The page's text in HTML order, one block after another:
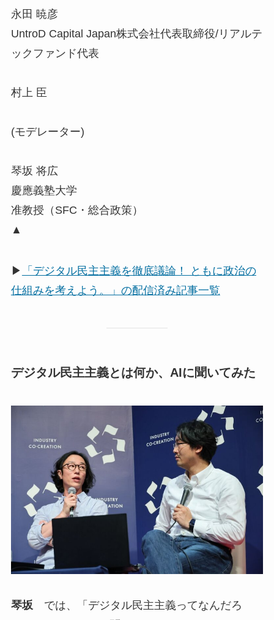
永田 暁彦
UntroD Capital Japan株式会社代表取締役/リアルテ
ックファンド代表
村上 臣
(モデレーター)
琴坂 将広
慶應義塾大学
准教授（SFC・総合政策）
▲
▶
「デジタル民主主義を徹底議論！ ともに政治の
仕組みを考えよう。」の配信済み記事一覧
デジタル民主主義とは何か、AIに聞いてみた
琴坂では、「デジタル民主主義ってなんだろ